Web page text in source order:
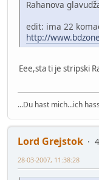
Rahanova
edit: ima 22
http://
Eee,sta ti je stripski
...Du hast mich...ich
Lord Grejstok
4
28-03-2007, 11:38:28